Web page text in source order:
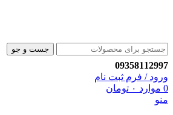
جست و جو
09358112997
ورود / فرم ثبت نام
0 موارد ۰ تومان
منو